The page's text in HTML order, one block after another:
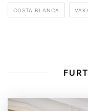
COSTA BLANCA